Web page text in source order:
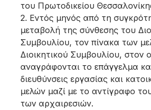
του Πρωτοδικείου
2. Εντός μηνός από τη
μεταβολή της σύνθεσης του
Συμβουλίου, τον πίνακα των
Διοικητικού Συμβουλίου, στον
αναγράφονται το επάγγελμα
διευθύνσεις εργασίας και
μελών μαζί με το αντίγραφο
των αρχαιρεσιών.